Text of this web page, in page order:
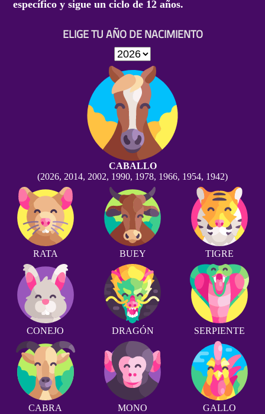
específico y sigue un ciclo de 12 años.
ELIGE TU AÑO DE NACIMIENTO
CABALLO
(2026, 2014, 2002, 1990, 1978, 1966, 1954, 1942)
RATA BUEY TIGRE
CONEJO DRAGÓN SERPIENTE
CABRA MONO GALLO